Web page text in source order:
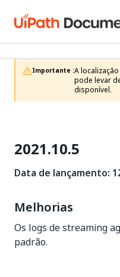
Importante :A
pode levar
disponível.
2021.10.5
Data de lançamento:
Melhorias
Os logs de streaming
padrão.